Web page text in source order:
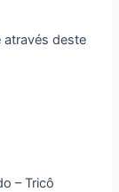
através deste
– Tricô